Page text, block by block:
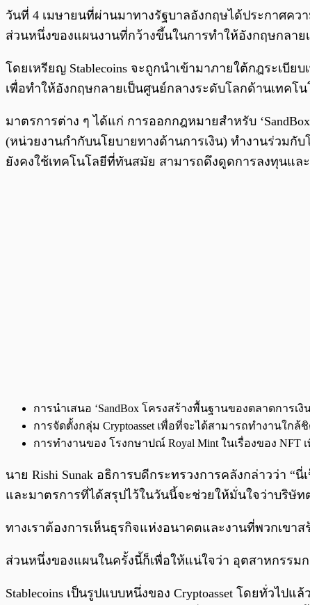
วันที่ 4 เมษายนที่ผ่านมาทางรัฐบาลอังกฤษได้ประกาศคว
ส่วนหนึ่งของแผนงานที่กว้างขึ้นในการทำให้อังกฤษกลา
โดยเหรียญ Stablecoins จะถูกนำเข้ามาภายใต้กฎระเบี
เพื่อทำให้อังกฤษกลายเป็นศูนย์กลางระดับโลกด้านเทคโ
มาตรการต่าง ๆ ได้แก่ การออกกฎหมายสำหรับ
(หน่วยงานกำกับนโยบายทางด้านการเงิน) ทำงานร่วมกั
ยังคงใช้เทคโนโลยีที่ทันสมัย สามารถดึงดูดการลงทุนแล
การนำเสนอ ‘SandBox โครงสร้างพื้นฐานของตลาดการ
การจัดตั้งกลุ่ม Cryptoasset เพื่อที่จะได้สามารถทำงานใ
การทำงานของ โรงกษาปณ์ Royal Mint ในเรื่องของ
นาย Rishi Sunak อธิการบดีกระทรวงการคลังกล่าวว่า
และมาตรการที่ได้สรุปไว้ในวันนี้จะช่วยให้มั่นใจว่าบริษั
ทางเราต้องการเห็นธุรกิจแห่งอนาคตและงานที่พวกเข
ส่วนหนึ่งของแผนในครั้งนี้ก็เพื่อให้แน่ใจว่า อุตสาหกรร
Stablecoins เป็นรูปแบบหนึ่งของ Cryptoasset โดยทั่วไ